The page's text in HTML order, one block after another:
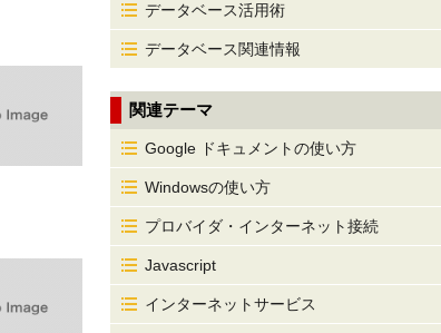
データベース活用術
データベース関連情報
関連テーマ
Google ドキュメントの使い方
Windowsの使い方
プロバイダ・インターネット接続
Javascript
インターネットサービス